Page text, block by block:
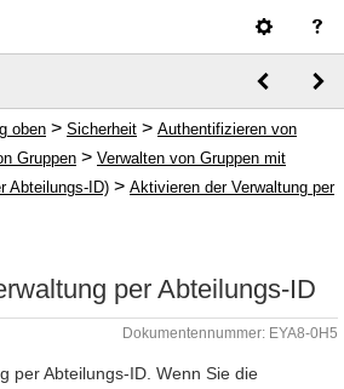
oben > Sicherheit > Authentifizieren von
Gruppen > Verwalten von Gruppen mit
Abteilungs-ID) > Aktivieren der Verwaltung per
per Abteilungs-ID
Dokumentennummer: EYA8-0H5
per Abteilungs-ID. Wenn Sie die